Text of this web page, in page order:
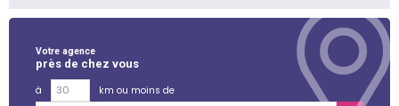
Votre agence
près de chez vous
à
km ou moins de